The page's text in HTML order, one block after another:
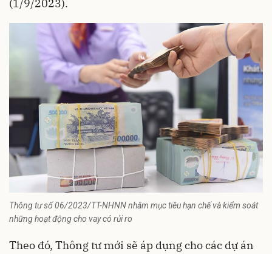
(1/9/2023).
Thông tư số 06/2023/TT-NHNN nhằm mục tiêu hạn chế và kiểm soát
những hoạt động cho vay có rủi ro
Theo đó, Thông tư mới sẽ áp dụng cho các dự án